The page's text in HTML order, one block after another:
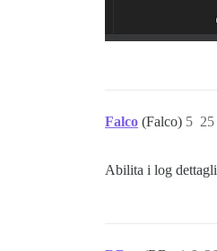
Falco (Falco) 5
Abilita i log